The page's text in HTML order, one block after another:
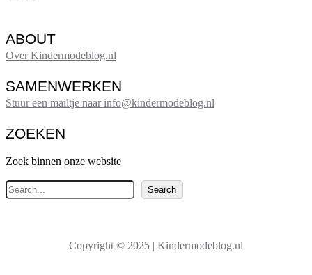
ABOUT
Over Kindermodeblog.nl
SAMENWERKEN
Stuur een mailtje naar info@kindermodeblog.nl
ZOEKEN
Zoek binnen onze website
Z
o
e
Search
Copyright © 2025 | Kindermodeblog.nl